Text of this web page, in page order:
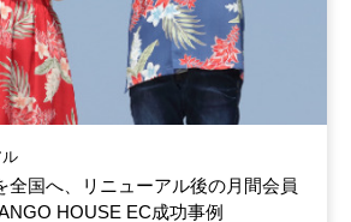
全国へ、リニューアル後の月間会員
HOUSE EC成功事例